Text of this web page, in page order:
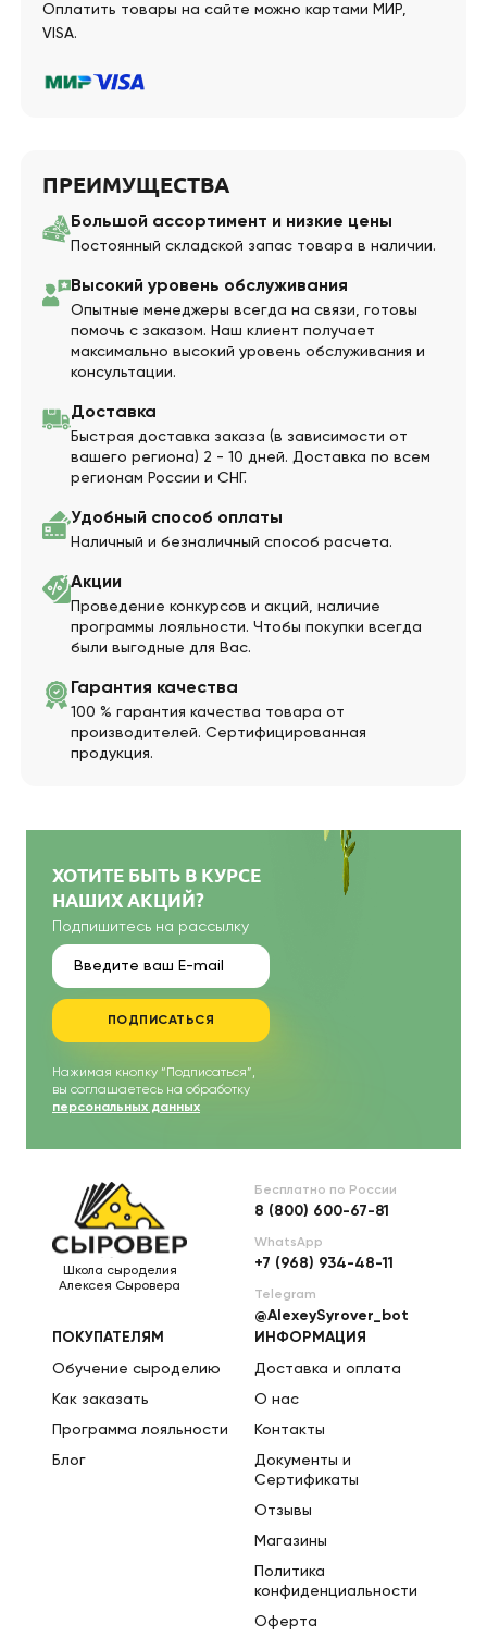
Оплатить товары на сайте можно картами МИР,
VISA.
ПРЕИМУЩЕСТВА
Большой ассортимент и низкие цены
Постоянный складской запас товара в наличии.
Высокий уровень обслуживания
Опытные менеджеры всегда на связи, готовы
помочь с заказом. Наш клиент получает
максимально высокий уровень обслуживания и
консультации.
Доставка
Быстрая доставка заказа (в зависимости от
вашего региона) 2 - 10 дней. Доставка по всем
регионам России и СНГ.
Удобный способ оплаты
Наличный и безналичный способ расчета.
Акции
Проведение конкурсов и акций, наличие
программы лояльности. Чтобы покупки всегда
были выгодные для Вас.
Гарантия качества
100 % гарантия качества товара от
производителей. Сертифицированная
продукция.
ХОТИТЕ БЫТЬ В КУРСЕ
НАШИХ АКЦИЙ?
Подпишитесь на рассылку
ПОДПИСАТЬСЯ
Нажимая кнопку “Подписаться”,
вы соглашаетесь на обработку
персональных данных
Школа сыроделия
Алексея Сыровера
Бесплатно по России
8 (800) 600-67-81
WhatsApp
+7 (968) 934-48-11
Telegram
@AlexeySyrover_bot
ПОКУПАТЕЛЯМ
Обучение сыроделию
Как заказать
Программа лояльности
Блог
ИНФОРМАЦИЯ
Доставка и оплата
О нас
Контакты
Документы и
Сертификаты
Отзывы
Магазины
Политика
конфиденциальности
Оферта